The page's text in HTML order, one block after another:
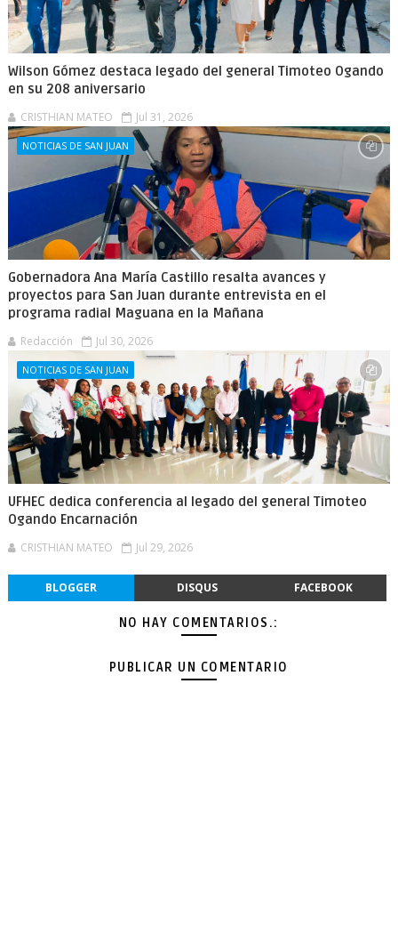
Wilson Gómez destaca legado del general Timoteo Ogando
en su 208 aniversario
CRISTHIAN MATEO Jul 31, 2026
NOTICIAS DE SAN JUAN
Gobernadora Ana María Castillo resalta avances y
proyectos para San Juan durante entrevista en el
programa radial Maguana en la Mañana
Redacción Jul 30, 2026
NOTICIAS DE SAN JUAN
UFHEC dedica conferencia al legado del general Timoteo
Ogando Encarnación
CRISTHIAN MATEO Jul 29, 2026
BLOGGER DISQUS FACEBOOK
NO HAY COMENTARIOS.:
PUBLICAR UN COMENTARIO